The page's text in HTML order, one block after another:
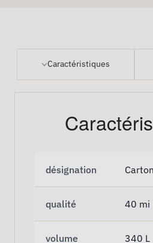
Caractéristiques
désignation
qualité 40 mi
volume 340 L